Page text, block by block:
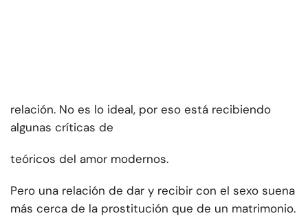
relación. No es lo ideal, por eso está recibiendo
algunas críticas de
teóricos del amor modernos.
Pero una relación de dar y recibir con el sexo suena
más cerca de la prostitución que de un matrimonio.